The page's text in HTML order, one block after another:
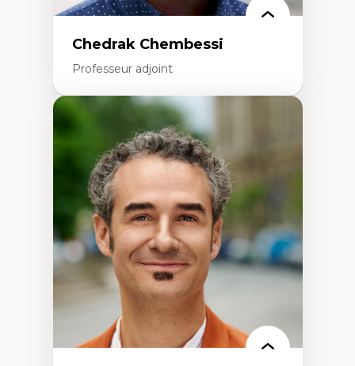
Chedrak Chembessi
Professeur adjoint
Économie circulaire
Modèles d’affaires durables
Histoire des faits économiques
Gestion durable des ressources naturelles
Écologie industrielle
Aménagement durable du territoire
Développement régional
Coopératives
Télétravail en milieu rural francophone
Transition socio-écologique